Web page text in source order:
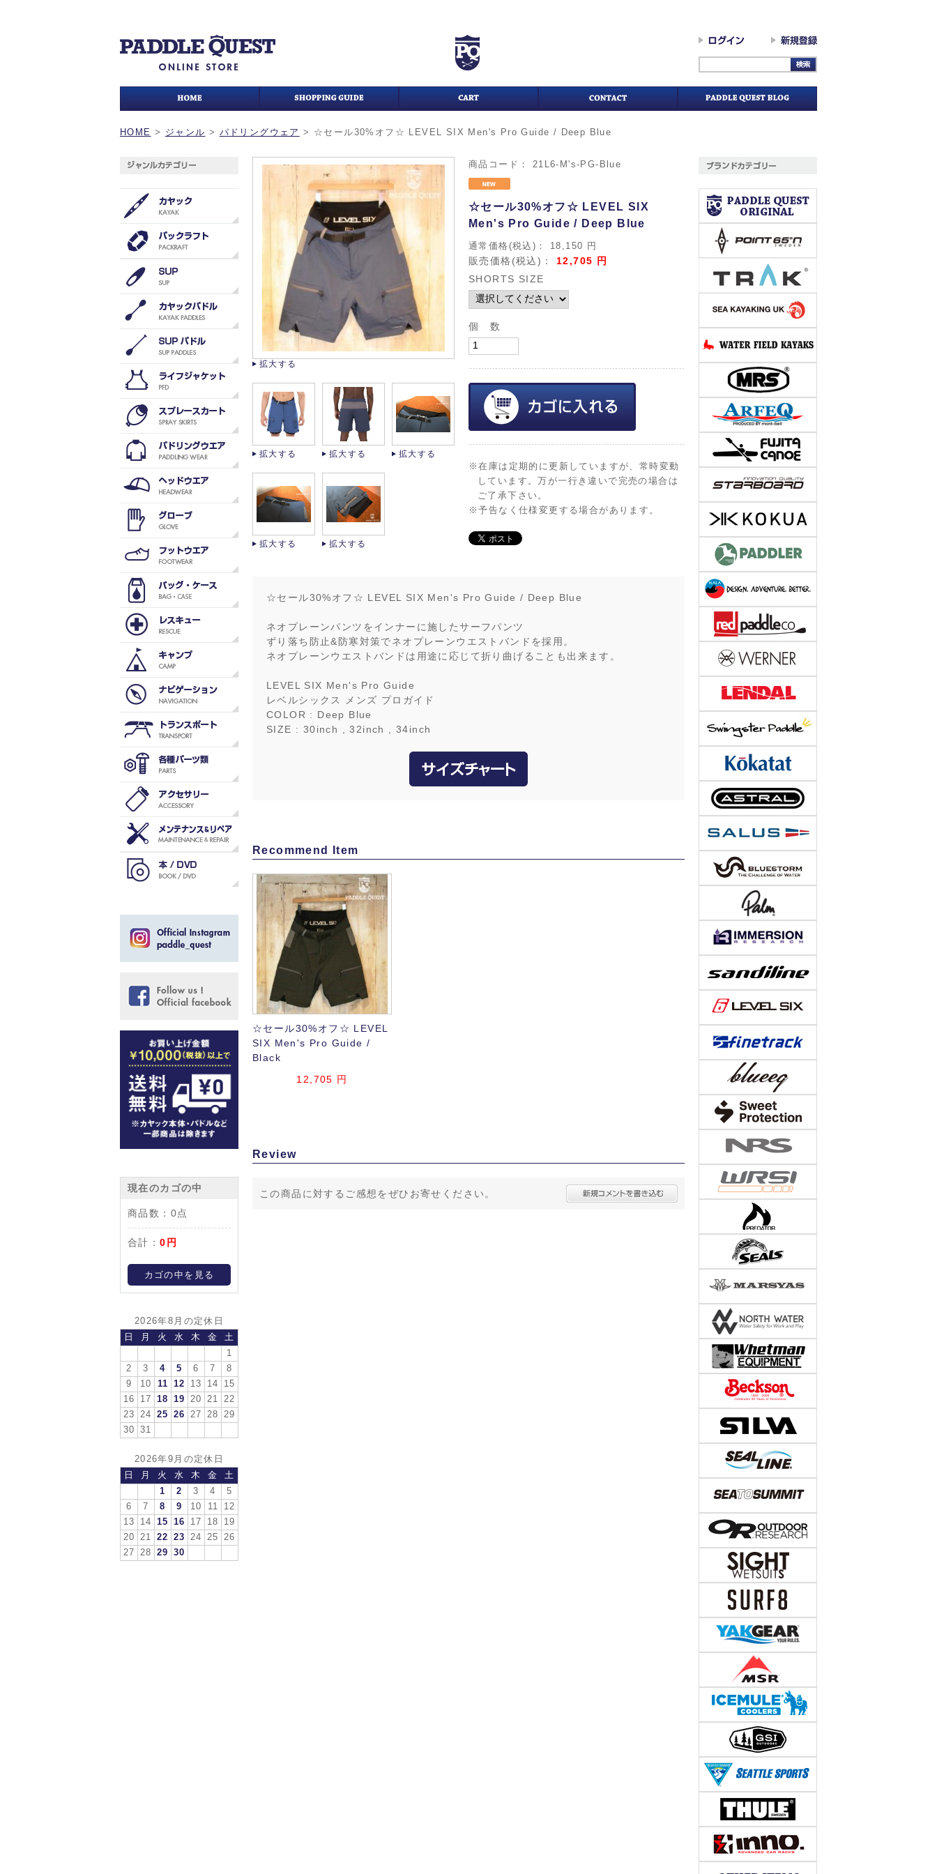
HOME > ジャンル > パドリングウェア > ☆セール30%オフ☆ LEVEL SIX Men's Pro Guide / Deep Blue
現在のカゴの中
商品数： 0点
合計：0円
カゴの中を見る
2026年8月の定休日
日
月 火 水 木 金
土
1
2
3 4 5 6 7
8
9
10 11 12 13 14
15
16
17 18 19 20 21
22
23
24 25 26 27 28
29
30
31
2026年9月の定休日
日
月 火 水 木 金
土
1
2 3 4
5
6
7 8 9 10 11
12
13
14 15 16 17 18
19
20
21 22 23 24 25
26
27
28 29 30
拡大する
拡大する 拡大する 拡大する
拡大する 拡大する
商品コード： 21L6-M's-PG-Blue
☆セール30%オフ☆ LEVEL SIX
Men's Pro Guide / Deep Blue
通常価格(税込)： 18,150 円
販売価格(税込)： 12,705 円
SHORTS SIZE
個 数
※在庫は定期的に更新していますが、常時変動
しています。万が一行き違いで完売の場合は
ご了承下さい。
※予告なく仕様変更する場合があります。
☆セール30%オフ☆ LEVEL SIX Men's Pro Guide / Deep Blue
ネオプレーンパンツをインナーに施したサーフパンツ
ずり落ち防止&防寒対策でネオプレーンウエストバンドを採用。
ネオプレーンウエストバンドは用途に応じて折り曲げることも出来ます。
LEVEL SIX Men's Pro Guide
レベルシックス メンズ プロガイド
COLOR : Deep Blue
SIZE : 30inch , 32inch , 34inch
Recommend Item
☆セール30%オフ☆ LEVEL
SIX Men's Pro Guide /
Black
12,705 円
Review
この商品に対するご感想をぜひお寄せください。